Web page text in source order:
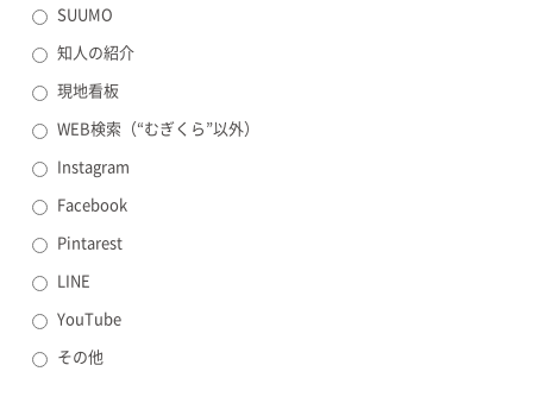
SUUMO
知人の紹介
現地看板
WEB検索（“むぎくら”以外）
Instagram
Facebook
Pintarest
LINE
YouTube
その他